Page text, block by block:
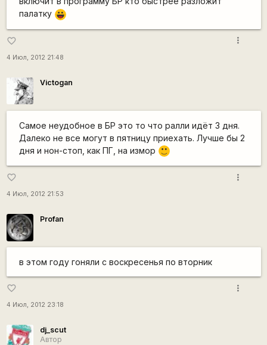
палатку |-))
favorite_border
4 Июл, 2012 21:48
more_vert
Victogan
Самое неудобное в БР это то что ралли идёт 3 дня.
Далеко не все могут в пятницу приехать. Лучше бы 2
дня и нон-стоп, как ПГ, на измор
:)
favorite_border
4 Июл, 2012 21:53
more_vert
Profan
в этом году гоняли с воскресенья по вторник
favorite_border
4 Июл, 2012 23:18
more_vert
dj_scut
Автор